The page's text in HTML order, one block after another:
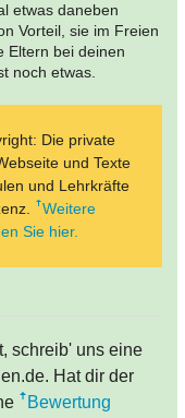
etwas daneben
Vorteil, sie im Freien
Eltern bei deinen
noch etwas.
Die private
und Texte
und Lehrkräfte
Weitere
Sie hier.
schreib' uns eine
Hat dir der
Bewertung